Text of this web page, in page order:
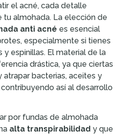
el acné, cada detalle
tu almohada. La elección de
anti acné es esencial
especialmente si tienes
y espinillas. El material de la
drástica, ya que ciertas
atrapar bacterias, aceites y
así al desarrollo
por fundas de almohada
alta transpirabilidad y que